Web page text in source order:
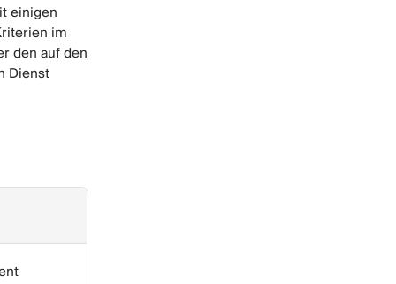
einigen
im
den auf den
Dienst